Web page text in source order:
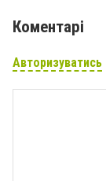
Коментарі
Авторизуватись